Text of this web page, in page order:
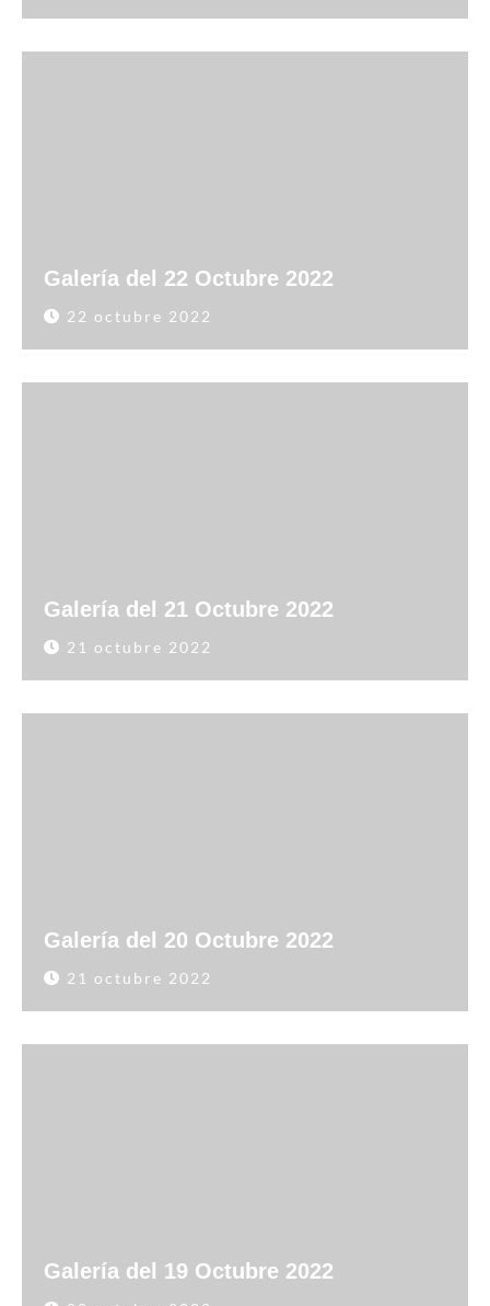
Galería del 22 Octubre 2022
22 octubre 2022
Galería del 21 Octubre 2022
21 octubre 2022
Galería del 20 Octubre 2022
21 octubre 2022
Galería del 19 Octubre 2022